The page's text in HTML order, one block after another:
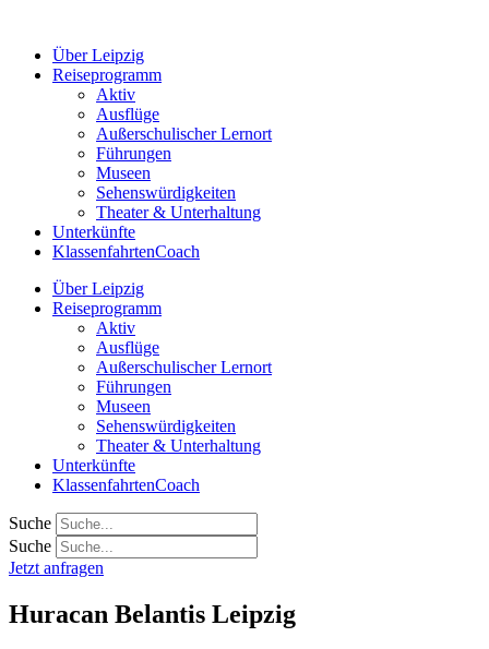
springenÜber Leipzig
Reiseprogramm
Aktiv
Ausflüge
Außerschulischer Lernort
Führungen
Museen
Sehenswürdigkeiten
Theater & Unterhaltung
Unterkünfte
KlassenfahrtenCoach
Über Leipzig
Reiseprogramm
Aktiv
Ausflüge
Außerschulischer Lernort
Führungen
Museen
Sehenswürdigkeiten
Theater & Unterhaltung
Unterkünfte
KlassenfahrtenCoach
Suche
Suche
Jetzt anfragen
Huracan Belantis Leipzig